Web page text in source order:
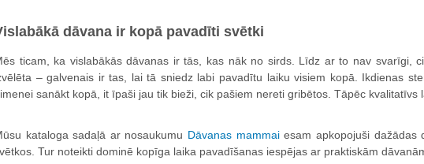
dāvana ir kopā pavadīti svētki
ticam, ka vislabākās dāvanas ir tās, kas nāk no sirds. Līdz ar to nav svarīgi,
– galvenais ir tas, lai tā sniedz labi pavadītu laiku visiem kopā. Ikdienas
sanākt kopā, it īpaši jau tik bieži, cik pašiem nereti gribētos. Tāpēc kvalitatīvs
kataloga sadaļā ar nosaukumu Dāvanas mammaiesam apkopojuši dažādas
Tur noteikti dominē kopīga laika pavadīšanas iespējas ar praktiskām